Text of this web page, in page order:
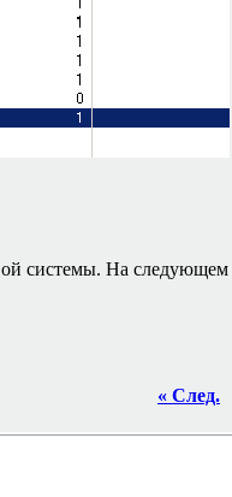
системы. На
« След.